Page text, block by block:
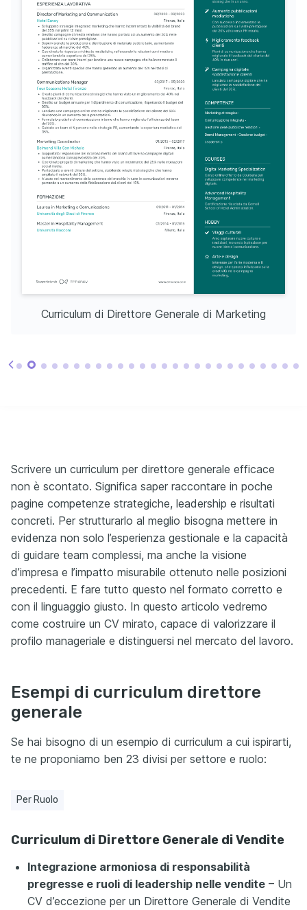
Curriculum di Direttore Generale di Marketing
Scrivere un curriculum per direttore generale efficace
non è scontato. Significa saper raccontare in poche
pagine competenze strategiche, leadership e risultati
concreti. Per strutturarlo al meglio bisogna mettere in
evidenza non solo l’esperienza gestionale e la capacità
di guidare team complessi, ma anche la visione
d’impresa e l’impatto misurabile ottenuto nelle posizioni
precedenti. E fare tutto questo nel formato corretto e
con il linguaggio giusto. In questo articolo vedremo
come costruire un CV mirato, capace di valorizzare il
profilo manageriale e distinguersi nel mercato del lavoro.
Esempi di curriculum direttore
generale
Se hai bisogno di un esempio di curriculum a cui ispirarti,
te ne proponiamo ben 23 divisi per settore e ruolo:
Per Ruolo
Curriculum di Direttore Generale di Vendite
Integrazione armoniosa di responsabilità
pregresse e ruoli di leadership nelle vendite – Un
CV d’eccezione per un Direttore Generale di Vendite